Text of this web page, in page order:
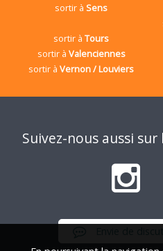
sortir àSens
sortir àTours
sortir à Valenciennes
sortir àVernon / Louviers
Suivez-nous aussi sur